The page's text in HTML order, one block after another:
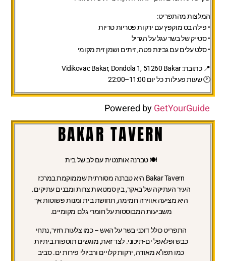
המלצות מהתפריט:
• פילה בס מוקפץ עם ירקות פטריות טריות
• סטייק של בשר עגל על הגריל
• סלט עלים עם גבינת פטה, זיתים ושמן זית מקומי
📍 כתובת:Vidikovac Bakar, Dondola 1, 51260 Bakar
🕐 שעות פעילות:כל יום 11:00–22:00
Powered byGetYourGuide
BAKAR TAVERN
🍽️ טברנה אותנטית עם לב של בית
Bakar Tavern היא טברנה מסורתית שממוקמת במרכז
העיר העתיקה של באקר, בין סמטאות צרות ומבנים עתיקים.
היא מציעה אווירה חמימה, תחושת בית ומנות פשוטות אך
משביעות המבוססות על חומרי גלם מקומיים.
התפריטכולל דוכני בשר על האש – כמו צלעות חזיר, נתחי
כבש ופלאפל ים-תיכוני. לצד זאת, מוגשים תוספות ביתיות
כמו תפו"א מאודה, ירקות קלויים ורביולי פירות ים. סביב